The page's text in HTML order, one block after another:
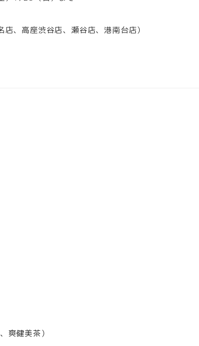
、高座渋谷店、瀬谷店、港南台店）
健美茶）